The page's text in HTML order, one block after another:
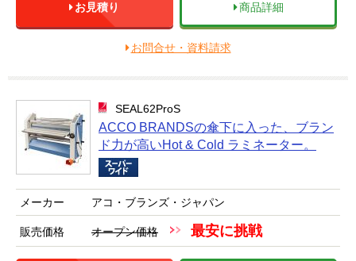
お見積り 商品詳細
お問合せ・資料請求
SEAL62ProS
ACCO BRANDSの傘下に入った、ブラン
ド力が高いHot & Cold ラミネーター。
メーカー アコ・ブランズ・ジャパン
販売価格 オープン価格 最安に挑戦